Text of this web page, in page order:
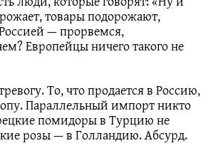
товары подорожают,
— прорвемся,
Европейцы ничего такого не
То, что продается в Россию,
Параллельный импорт никто
помидоры в Турцию не
розы — в Голландию. Абсурд.